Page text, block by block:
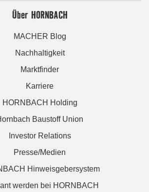
Über HORNBACH
MACHER Blog
Nachhaltigkeit
Marktfinder
Karriere
HORNBACH Holding
Baustoff Union
Investor Relations
Presse/Medien
Hinweisgebersystem
werden bei HORNBACH